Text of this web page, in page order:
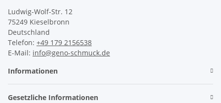
Ludwig-Wolf-Str. 12
75249 Kieselbronn
Deutschland
Telefon: +49 179 2156538
E-Mail: info@geno-schmuck.de
Informationen
Gesetzliche Informationen